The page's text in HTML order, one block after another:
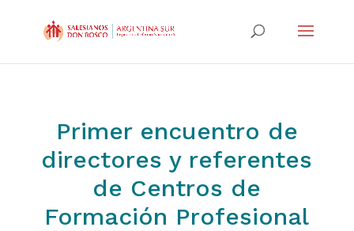
Primer encuentro de
directores y referentes
de Centros de
Formación Profesional